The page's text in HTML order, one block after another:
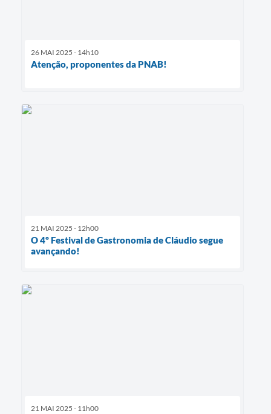
26 MAI 2025 - 14h10
Atenção, proponentes da PNAB!
21 MAI 2025 - 12h00
O 4º Festival de Gastronomia de Cláudio segue
avançando!
21 MAI 2025 - 11h00